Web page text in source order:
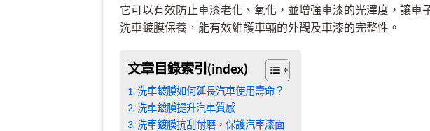
它可以有效防止車漆老化、氧化，並增強車漆的光澤度，讓車
洗車鍍膜保養，能有效維護車輛的外觀及車漆的完整性。
文章目錄索引(index)
洗車鍍膜如何延長汽車使用壽命？
洗車鍍膜提升汽車質感
洗車鍍膜抗刮耐磨，保護汽車漆面